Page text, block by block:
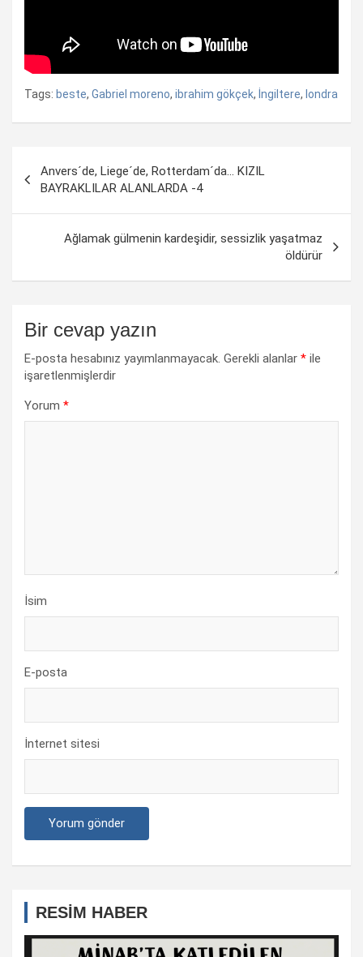
Tags: beste, Gabriel moreno, ibrahim gökçek, İngiltere, londra
dolaşımı
Anvers´de, Liege´de, Rotterdam´da… KIZIL
BAYRAKLILAR ALANLARDA -4
Ağlamak gülmenin kardeşidir, sessizlik yaşatmaz
öldürür
Bir cevap yazın
E-posta hesabınız yayımlanmayacak. Gerekli alanlar * ile
işaretlenmişlerdir
Yorum *
İsim
E-posta
İnternet sitesi
RESİM HABER